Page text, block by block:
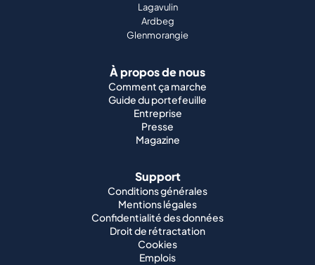
Lagavulin
Ardbeg
Glenmorangie
À propos de nous
Comment ça marche
Guide du portefeuille
Entreprise
Presse
Magazine
Support
Conditions générales
Mentions légales
Confidentialité des données
Droit de rétractation
Cookies
Emplois